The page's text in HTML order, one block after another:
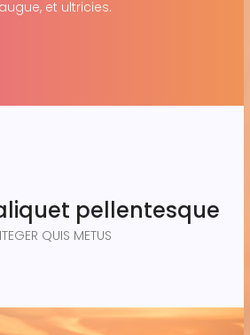
et ultricies.
pellentesque
QUIS METUS